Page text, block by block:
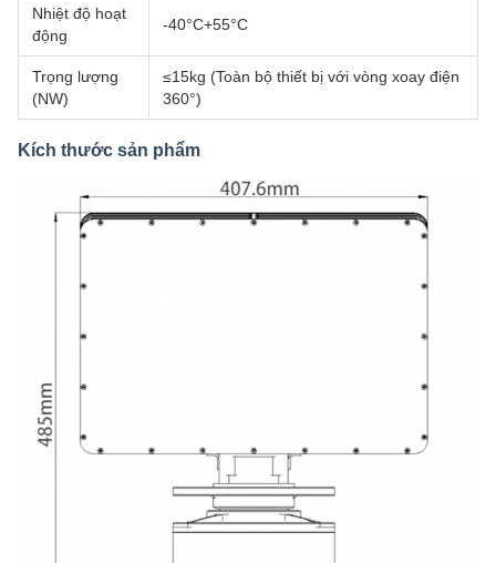
Nhiệt độ hoạt
động
-40°C+55°C
Trọng lượng
(NW)
≤15kg (Toàn bộ thiết bị với vòng xoay điện
360°)
Kích thước sản phẩm